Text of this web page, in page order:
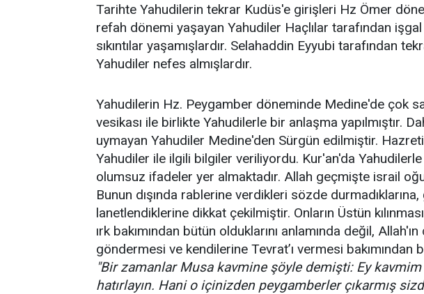
Tarihte Yahudilerin tekrar Kudüs'e girişleri Hz Ömer
refah dönemi yaşayan Yahudiler Haçlılar tarafından
sıkıntılar yaşamışlardır. Selahaddin Eyyubi tarafından
Yahudiler nefes almışlardır.
Yahudilerin Hz. Peygamber döneminde Medine'de çok
vesikası ile birlikte Yahudilerle bir anlaşma yapılmıştır.
uymayan Yahudiler Medine'den Sürgün edilmiştir.
Yahudiler ile ilgili bilgiler veriliyordu. Kur'an'da
olumsuz ifadeler yer almaktadır. Allah geçmişte israil
Bunun dışında rablerine verdikleri sözde durmadıklarına,
lanetlendiklerine dikkat çekilmiştir. Onların Üstün
ırk bakımından bütün olduklarını anlamında değil,
göndermesi ve kendilerine Tevrat’ı vermesi
"Bir zamanlar Musa kavmine şöyle demişti: Ey
hatırlayın. Hani o içinizden peygamberler çıkarmış